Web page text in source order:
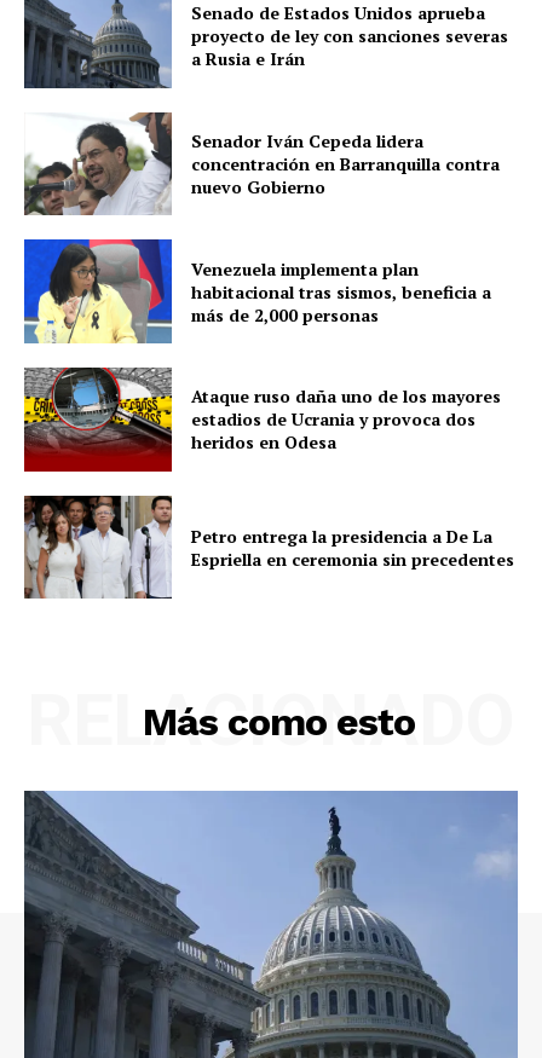
Senado de Estados Unidos aprueba
proyecto de ley con sanciones severas
a Rusia e Irán
Senador Iván Cepeda lidera
concentración en Barranquilla contra
nuevo Gobierno
Venezuela implementa plan
habitacional tras sismos, beneficia a
más de 2,000 personas
Ataque ruso daña uno de los mayores
estadios de Ucrania y provoca dos
heridos en Odesa
Petro entrega la presidencia a De La
Espriella en ceremonia sin precedentes
Más como esto
RELACIONADO